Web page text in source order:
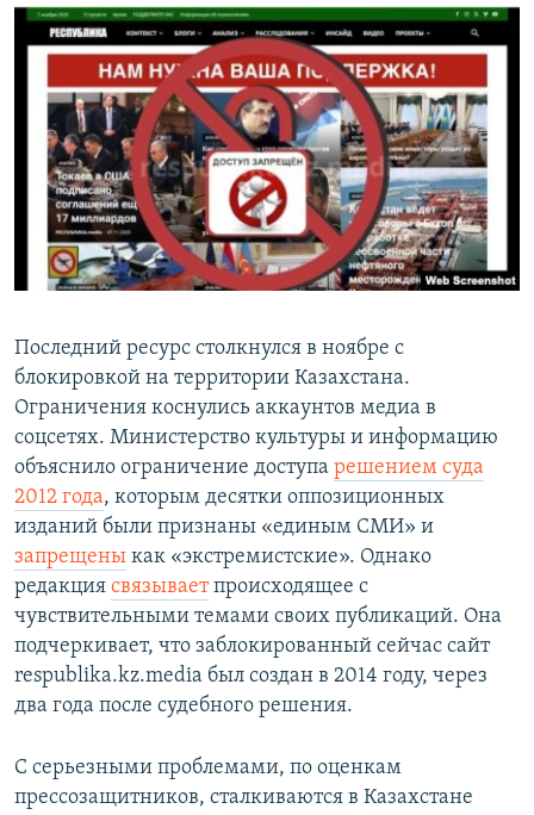
Последний ресурс столкнулся в ноябре с
блокировкой на территории Казахстана.
Ограничения коснулись аккаунтов медиа в
соцсетях. Министерство культуры и информацию
объяснило ограничение доступа решением суда
2012 года, которым десятки оппозиционных
изданий были признаны «единым СМИ» и
запрещены как «экстремистские». Однако
редакция связываетпроисходящее с
чувствительными темами своих публикаций. Она
подчеркивает, что заблокированный сейчас сайт
respublika.kz.media был создан в 2014 году, через
два года после судебного решения.
С серьезными проблемами, по оценкам
прессозащитников, сталкиваются в Казахстане